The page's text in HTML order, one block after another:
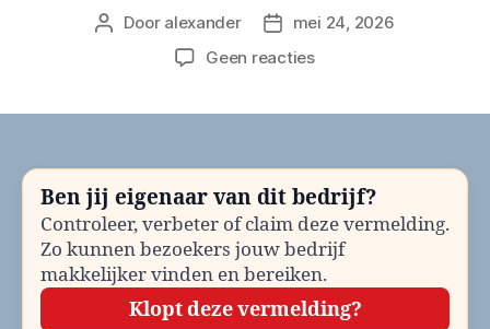
Berichtauteur
Door alexander Berichtdatum
mei 24, 2026
Geen reactiesop
en
contactinformatie
Ben jij eigenaar van dit bedrijf?
Controleer, verbeter of claim deze vermelding.
Zo kunnen bezoekers jouw bedrijf
makkelijker vinden en bereiken.
Klopt deze vermelding?